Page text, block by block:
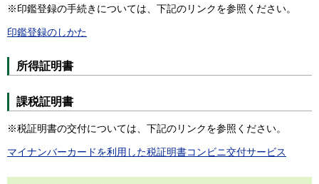
※印鑑登録の手続きについては、下記のリンクを参照ください。
印鑑登録のしかた
所得証明書
課税証明書
※税証明書の交付については、下記のリンクを参照ください。
マイナンバーカードを利用した税証明書コンビニ交付サービス